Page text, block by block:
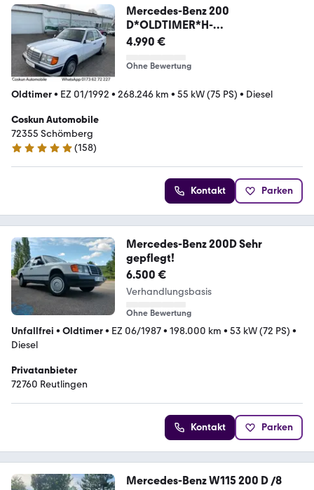
Mercedes-Benz 200
D*OLDTIMER*H-
ZULL.SCHIEBEDACH*
4.990 €
Ohne Bewertung
Oldtimer• EZ 01/1992 • 268.246 km • 55 kW (75 PS) • Diesel
Coskun Automobile
72355 Schömberg
4.9 Sterne
(158)
Kontakt Parken
Mercedes-Benz 200D Sehr
gepflegt!
6.500 €
Verhandlungsbasis
Ohne Bewertung
Unfallfrei • Oldtimer• EZ 06/1987• 198.000 km • 53 kW (72 PS) •
Diesel
Privatanbieter
72760 Reutlingen
Kontakt Parken
Mercedes-Benz W115 200 D /8